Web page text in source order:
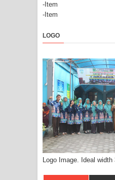
-Item
-Item
LOGO
Logo Image. Ideal width